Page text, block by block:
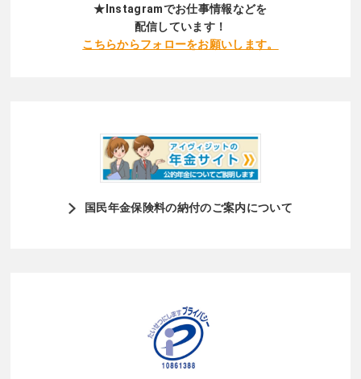
★Instagramでお仕事情報などを
配信しています！
こちらからフォローをお願いします。
国民年金保険料の納付のご案内について